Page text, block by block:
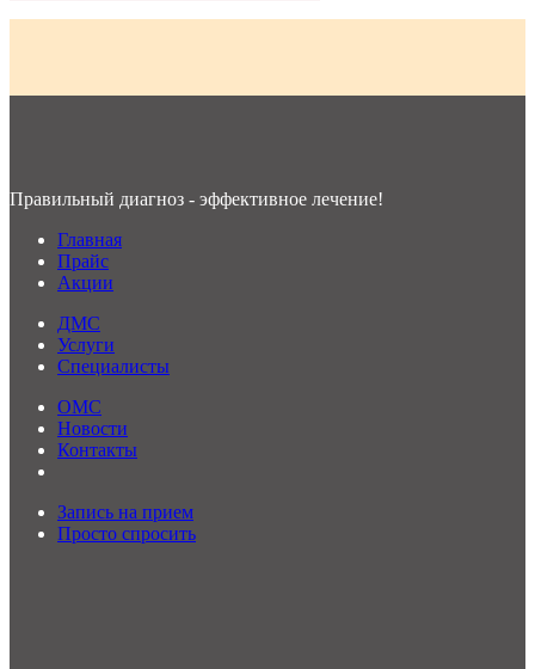
Правильный диагноз - эффективное лечение!
Главная
Прайс
Акции
ДМС
Услуги
Специалисты
ОМС
Новости
Контакты
Запись на прием
Просто спросить